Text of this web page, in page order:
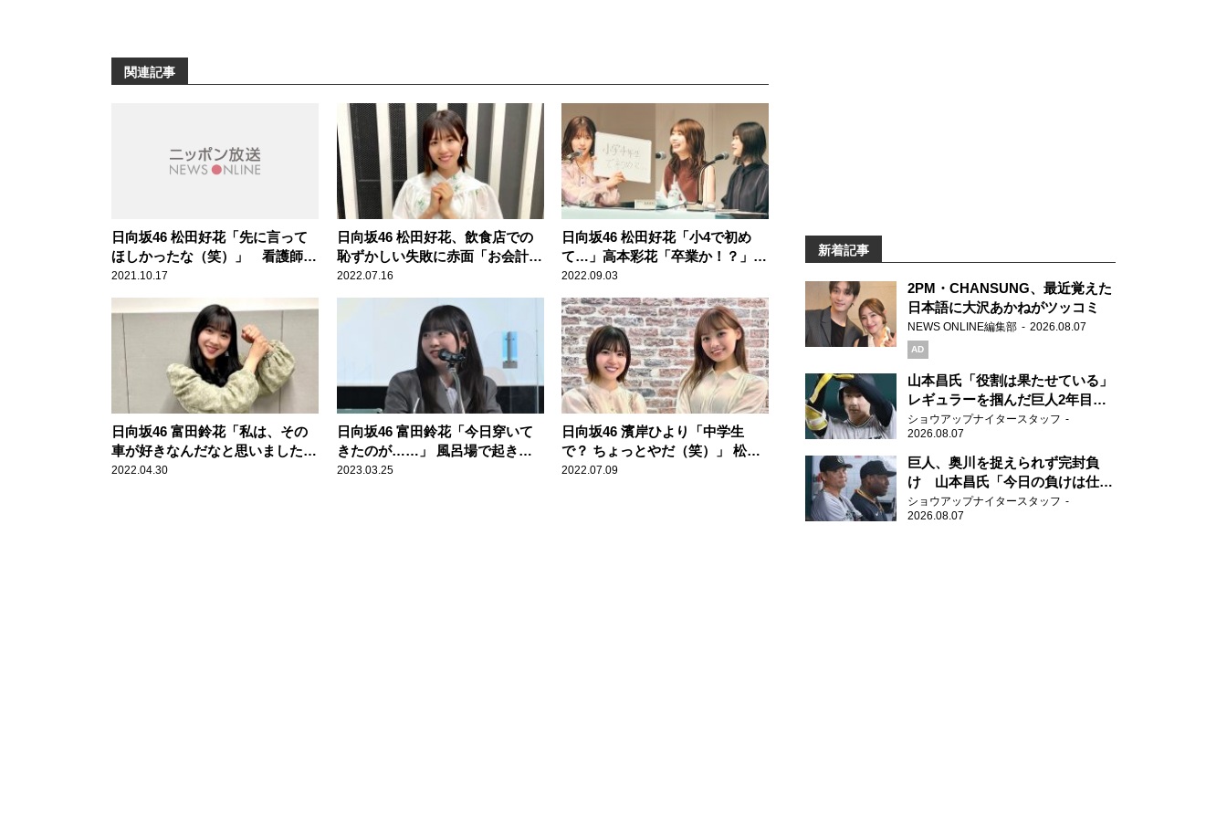
関連記事
日向坂46 松田好花「先に言って
ほしかったな（笑）」 看護師か
らの思わぬ“告白”で頭が真っ白に
なった顛末を明かす
2021.10.17
日向坂46 松田好花、飲食店での
恥ずかしい失敗に赤面「お会計し
ようとしたら店員さんが……」
2022.07.16
日向坂46 松田好花「小4で初め
て…」高本彩花「卒業か！？」髙
橋未来虹「初デート！」 どこに
も出してない新情報を続々公開の
『日向坂46松田好花の日向坂高校
放送部』公開収録イベントレポー
ト＜前編＞到着！
2022.09.03
日向坂46 富田鈴花「私は、その
車が好きなんだなと思いました」
高速道路でよく目につく車種を明
2022.04.30
日向坂46 富田鈴花「今日穿いて
きたのが……」 風呂場で起き
た“大惨事”を明かす
2023.03.25
日向坂46 濱岸ひより「中学生
で？ ちょっとやだ（笑）」 松田
好花が明かす中学生時代の恥ずか
2022.07.09
新着記事
2PM・CHANSUNG、最近覚えた
日本語に大沢あかねがツッコミ
NEWS ONLINE編集部 2026.08.07
AD
山本昌氏「役割は果たせている」
レギュラーを掴んだ巨人2年目の
新人王候補
ショウアップナイタースタッフ
2026.08.07
巨人、奥川を捉えられず完封負
け 山本昌氏「今日の負けは仕方
がない」
ショウアップナイタースタッフ
2026.08.07